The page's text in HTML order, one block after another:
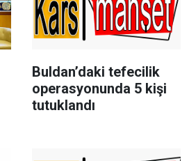
Buldan’daki tefecilik
operasyonunda 5 kişi
tutuklandı